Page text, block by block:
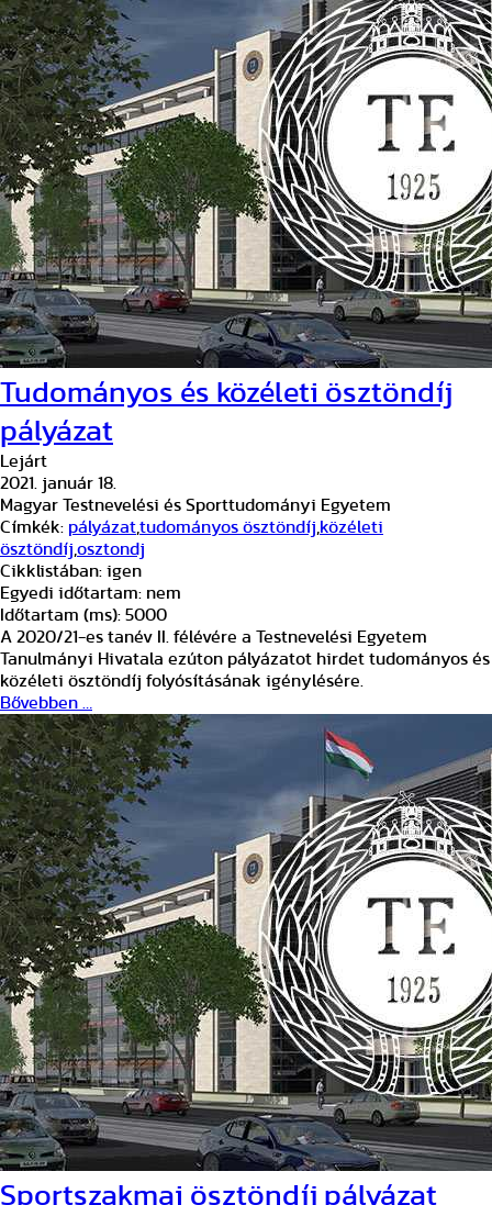
Tudományos és közéleti ösztöndíj
pályázat
Lejárt
2021. január 18.
Magyar Testnevelési és Sporttudományi Egyetem
Címkék: pályázattudományos ösztöndíj közéleti
ösztöndíj osztondj
Cikklistában: igen
Egyedi időtartam: nem
Időtartam (ms): 5000
A 2020/21-es tanév II. félévére a Testnevelési Egyetem
Tanulmányi Hivatala ezúton pályázatot hirdet tudományos és
közéleti ösztöndíj folyósításának igénylésére.
Bővebben …
Sportszakmai ösztöndíj pályázat